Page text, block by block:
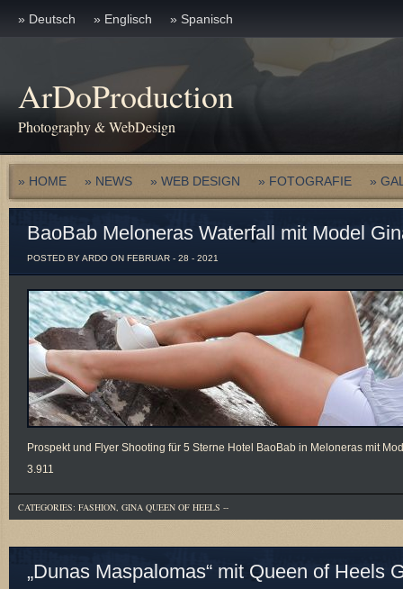
» Deutsch » Englisch » Spanisch
ArDoProduction
Photography & WebDesign
» HOME » NEWS » WEB DESIGN » FOTOGRAFIE »
BaoBab Meloneras Waterfall mit Model
POSTED BY ARDO ON FEBRUAR - 28 - 2021
Prospekt und Flyer Shooting für 5 Sterne Hotel BaoBab in Meloneras mit
3.911
CATEGORIES: FASHION, GINA QUEEN OF HEELS --
„Dunas Maspalomas“ mit Queen of Heels